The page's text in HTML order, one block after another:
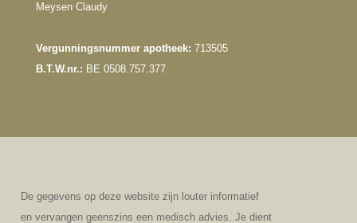
Meysen Claudy
Vergunningsnummer apotheek: 713505
B.T.W.nr.: BE 0508.757.377
De gegevens op deze website zijn louter informatief
en vervangen geenszins een medisch advies. Je dient